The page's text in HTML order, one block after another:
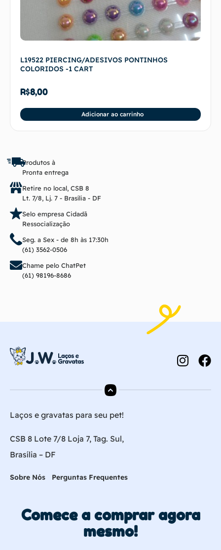
L19522 PIERCING/ADESIVOS PONTINHOS
COLORIDOS -1 CART
R$8,00
Adicionar ao carrinho
Produtos à
Pronta entrega
Retire no local, CSB 8
Lt. 7/8, Lj. 7 - Brasília - DF
Selo empresa Cidadã
Ressocialização
Seg. a Sex - de 8h às 17:30h
(61) 3562-0506
Chame pelo ChatPet
(61) 98196-8686
Laços e gravatas para seu pet!
CSB 8 Lote 7/8 Loja 7, Tag. Sul,
Brasília – DF
Sobre Nós Perguntas Frequentes
Comece a comprar agora
mesmo!